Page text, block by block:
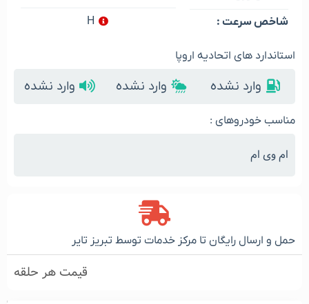
شاخص سرعت :
H
استاندارد های اتحادیه اروپا
وارد نشده وارد نشده وارد نشده
مناسب خودروهای :
ام وی ام
حمل و ارسال رایگان تا مرکز خدمات توسط تبریز تایر
قیمت هر حلقه